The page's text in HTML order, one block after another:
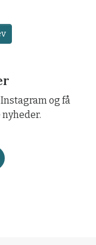
og få